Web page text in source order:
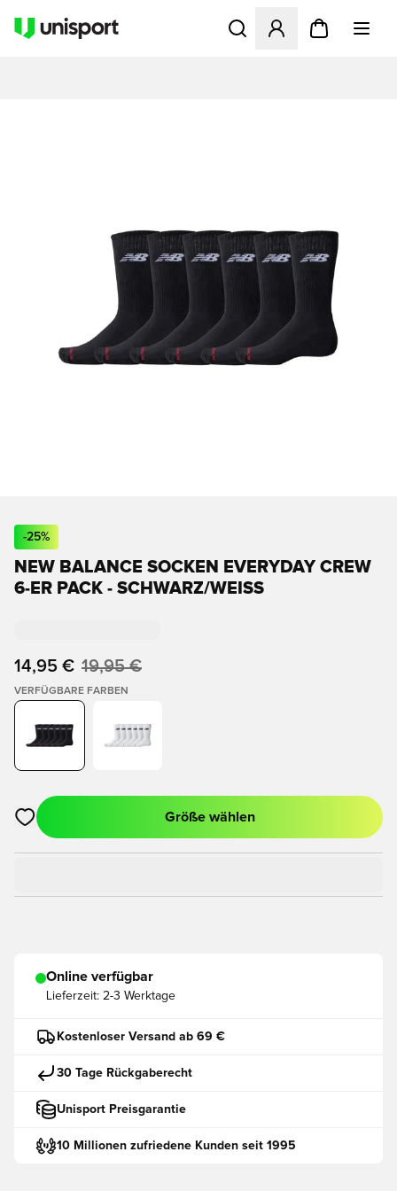
Öffnet ein neues Fenster
-25%
NEW BALANCE SOCKEN EVERYDAY CREW
6-ER PACK - SCHWARZ/WEISS
14,95 € 19,95 €
VERFÜGBARE FARBEN
Öffnet ein neues Fenster zum Anmelden oder Registrieren
Größe wählen
Online verfügbar
Lieferzeit: 2-3 Werktage
Kostenloser Versand ab 69 €
30 Tage Rückgaberecht
Unisport Preisgarantie
10 Millionen zufriedene Kunden seit 1995